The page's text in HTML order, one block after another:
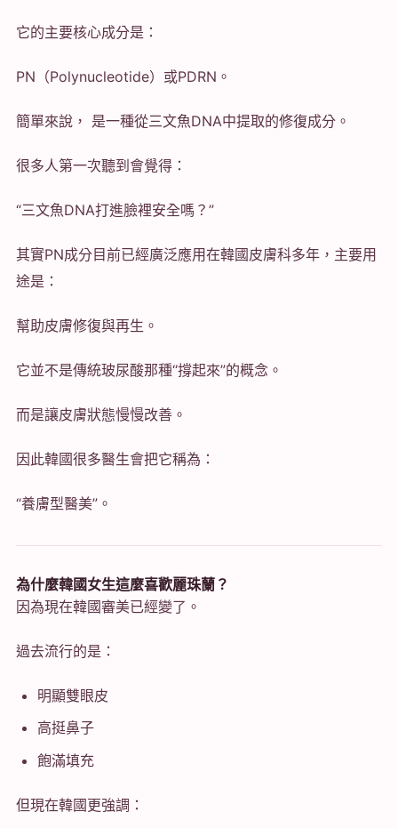
它的主要核心成分是：
PN（Polynucleotide）或PDRN。
簡單來說， 是一種從三文魚DNA中提取的修復成分。
很多人第一次聽到會覺得：
“三文魚DNA打進臉裡安全嗎？”
其實PN成分目前已經廣泛應用在韓國皮膚科多年，主要用
途是：
幫助皮膚修復與再生。
它並不是傳統玻尿酸那種“撐起來”的概念。
而是讓皮膚狀態慢慢改善。
因此韓國很多醫生會把它稱為：
“養膚型醫美”。
為什麼韓國女生這麼喜歡麗珠蘭？
因為現在韓國審美已經變了。
過去流行的是：
明顯雙眼皮
高挺鼻子
飽滿填充
但現在韓國更強調：